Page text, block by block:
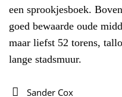
een sprookjesboek.
goed bewaarde oude
maar liefst 52 torens,
lange stadsmuur.
Sander Cox